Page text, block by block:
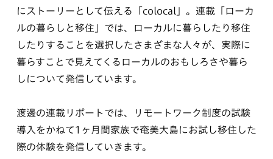
にストーリーとして伝える「colocal」。連載「ローカ
ルの暮らしと移住」では、ローカルに暮らしたり移住
したりすることを選択したさまざまな人々が、実際に
暮らすことで見えてくるローカルのおもしろさや暮ら
しについて発信しています。
渡邊の連載リポートでは、リモートワーク制度の試験
導入をかねて1ヶ月間家族で奄美大島にお試し移住した
際の体験を発信していきます。